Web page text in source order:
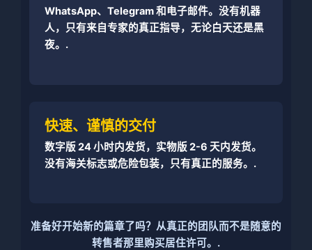
WhatsApp、Telegram 和电子邮件。没有机器
人，只有来自专家的真正指导，无论白天还是黑
夜。.
快速、谨慎的交付
数字版 24 小时内发货，实物版 2-6 天内发货。
没有海关标志或危险包装，只有真正的服务。.
准备好开始新的篇章了吗？从真正的团队而不是随意的
转售者那里购买居住许可。.